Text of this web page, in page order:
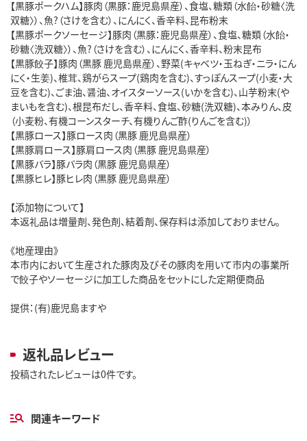
【黒豚ポークハム】豚肉（黒豚：鹿児島県産）、食塩、糖類（水飴・砂糖〈洗
双糖〉）、魚?（さけを含む）、にんにく、香辛料、昆布粉末
【黒豚ポークソーセージ】豚肉（黒豚：鹿児島県産）、食塩、糖類（水飴・
砂糖〈洗双糖〉）、魚?（さけを含む）、にんにく、香辛料、粉末昆布
【黒豚餃子】豚肉（黒豚 鹿児島県産）、野菜(キャベツ・玉ねぎ・ニラ・にん
にく・生姜)、椎茸、鶏がらスープ(鶏肉を含む)、すっぽんスープ(小麦・大
豆を含む)、ごま油、醤油、オイスターソース(いかを含む)、山芋粉末(や
まいもを含む)、根昆布だし、香辛料、食塩、砂糖(洗双糖)、本みりん、皮
（小麦粉、有機コーンスターチ、有機りんご酢(りんごを含む)）
【黒豚ロース】豚ロース肉（黒豚 鹿児島県産）
【黒豚肩ロース】豚肩ロース肉（黒豚 鹿児島県産）
【黒豚バラ】豚バラ肉（黒豚 鹿児島県産）
【黒豚ヒレ】豚ヒレ肉（黒豚 鹿児島県産）
【添加物について】
本返礼品は増量剤、発色剤、結着剤、保存料は添加しておりません。
《地産理由》
本市内において生産された豚肉及びその豚肉を用いて市内の事業所
で餃子やソーセージに加工した商品をセットにした定期便商品
提供：(有)鹿児島ますや
返礼品レビュー
投稿されたレビューは0件です。
関連キーワード